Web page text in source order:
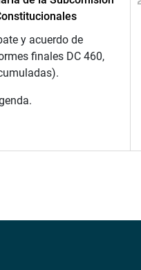
y acuerdo de
finales DC 460,